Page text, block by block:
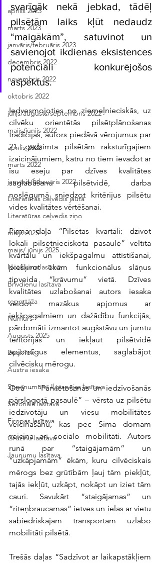
aprīlis 2023
marts 2023
janvāris/februāris 2023
decembris 2022
novembris 2022
oktobris 2022
jūlijs/augusts/septembris 2022
maijs/jūnijs 2022
aprīlis 2022
marts 2022
janvāris/februāris 2022
Literatūras ceļvedis jautā
Literatūras ceļvedis ziņo
maijs 2025
maijs/ jūnijs 2025
Notikuma lasītava
Brīvdienu lasītava
reportāža
Numurs
Augusts 2025
BookTok
Austra iesaka
Specnumurs: Ilgtspējas lasītava
Sezonālā lasītava
Eiropas lasītava
Gruzīnu lasītava
Jaunumu lasītava
svarīgāk nekā jebkad, tādēļ
pilsētām laiks kļūt nedaudz
“maigākām”, satuvinot un
savienojot ikdienas eksistences
potenciāli konkurējošos
aspektus.
Iedvesmojoties no ziemeļnieciskās, uz
cilvēku orientētās pilsētplānošanas
tradīcijas, autors piedāvā vērojumus par
21. gadsimta pilsētām raksturīgajiem
izaicinājumiem, katru no tiem ievadot ar
īsu eseju par dzīves kvalitātes
saglabāšanu pilsētvidē, darba
noslēgumā sniedzot kritērijus pilsētu
vides kvalitātes vērtēšanai.
Pirmā daļa “Pilsētas kvartāli: dzīvot
lokāli pilsētnieciskotā pasaulē” veltīta
kvartālu un iekšpagalmu attīstīšanai,
piešķirot ēkām funkcionālus slāņus
tipveida “krāvumu” vietā. Dzīves
kvalitātes uzlabošanai autors iesaka
veidot mazākus apjomus ar
iekšpagalmiem un dažādību funkcijās,
pārdomāti izmantot augšstāvu un jumtu
teritorijas un iekļaut pilsētvidē
apjomīgus elementus, saglabājot
cilvēcisku mērogu.
Otrā – “Pārvietošanās un iedzīvošanās
pārslogotā pasaulē” – vērsta uz pilsētu
iedzīvotāju un viesu mobilitātes
veicināšanu, kas pēc Sima domām
veicina arī sociālo mobilitāti. Autors
runā par “staigājamām” un
“uzkāpjamām” ēkām, kuru cilvēciskais
mērogs bez grūtībām ļauj tām piekļūt,
tajās iekļūt, uzkāpt, nokāpt un iziet tām
cauri. Savukārt “staigājamas” un
“riteņbraucamas” ietves un ielas ar vietu
sabiedriskajam transportam uzlabo
mobilitāti pilsētā.
Trešās daļas “Sadzīvot ar laikapstākļiem